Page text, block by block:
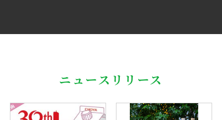
ニュースリリース